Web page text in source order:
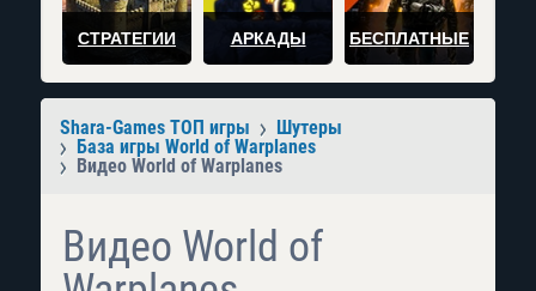
СТРАТЕГИИ АРКАДЫ БЕСПЛАТНЫЕ
Shara-Games ТОП игры
Шутеры
База игры World of Warplanes
Видео World of Warplanes
Видео World of